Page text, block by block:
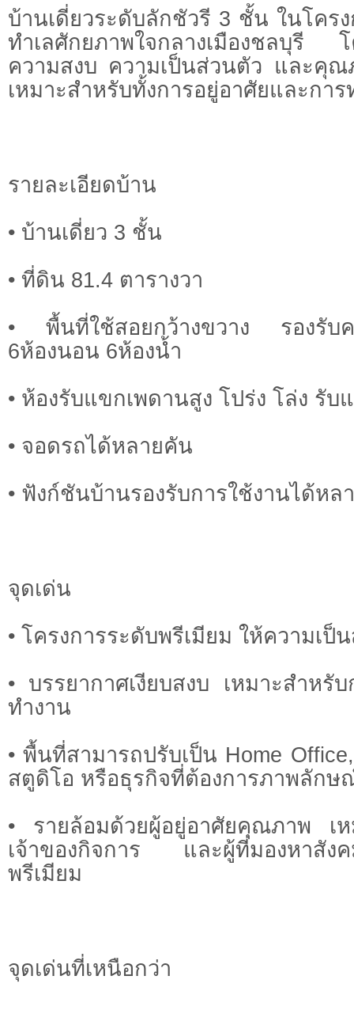
บ้านเดี่ยวระดับลักชัวรี 3 ชั้น ในโคร
ทำเลศักยภาพใจกลางเมืองชลบุรี โ
ความสงบ ความเป็นส่วนตัว และคุณ
เหมาะสำหรับทั้งการอยู่อาศัยและการ
รายละเอียดบ้าน
• บ้านเดี่ยว 3 ชั้น
• ที่ดิน 81.4 ตารางวา
• พื้นที่ใช้สอยกว้างขวาง รองรับ
6ห้องนอน 6ห้องน้ำ
• ห้องรับแขกเพดานสูง โปร่ง โล่ง รับ
• จอดรถได้หลายคัน
• ฟังก์ชันบ้านรองรับการใช้งานได้หล
จุดเด่น
• โครงการระดับพรีเมียม ให้ความเป็
• บรรยากาศเงียบสงบ เหมาะสำหรั
ทำงาน
• พื้นที่สามารถปรับเป็น Home
สตูดิโอ หรือธุรกิจที่ต้องการภาพลักษ
• รายล้อมด้วยผู้อยู่อาศัยคุณภาพ เห
เจ้าของกิจการ และผู้ที่มองหาสังค
พรีเมียม
จุดเด่นที่เหนือกว่า